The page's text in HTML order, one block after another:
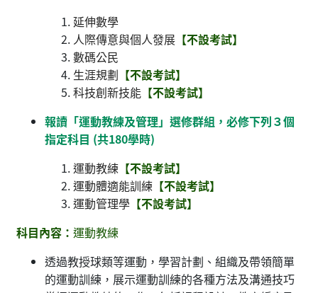
延伸數學
人際傳意與個人發展 【不設考試】
數碼公民
生涯規劃 【不設考試】
科技創新技能 【不設考試】
報讀「運動教練及管理」選修群組，必修下列３個
指定科目 (共180學時)
運動教練 【不設考試】
運動體適能訓練 【不設考試】
運動管理學 【不設考試】
科目內容： 運動教練
透過教授球類等運動，學習計劃、組織及帶領簡單
的運動訓練，展示運動訓練的各種方法及溝通技巧